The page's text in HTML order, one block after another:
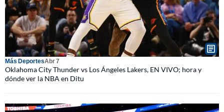
Más DeportesAbr 7
Oklahoma City Thunder vs Los Ángeles Lakers, EN VIVO; hora y
dónde ver la NBA en Ditu